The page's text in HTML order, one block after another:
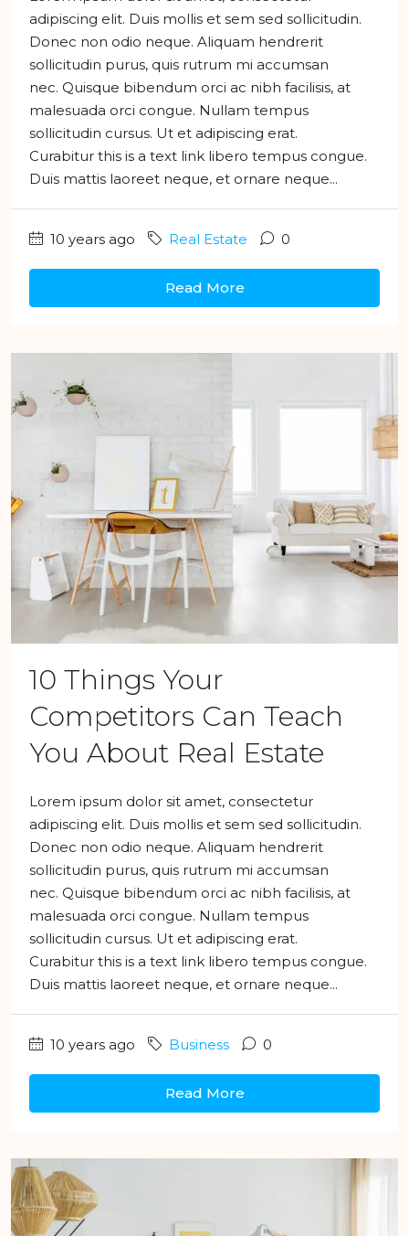
adipiscing elit. Duis mollis et sem sed sollicitudin.
Donec non odio neque. Aliquam hendrerit
sollicitudin purus, quis rutrum mi accumsan
nec. Quisque bibendum orci ac nibh facilisis, at
malesuada orci congue. Nullam tempus
sollicitudin cursus. Ut et adipiscing erat.
Curabitur this is a text link libero tempus congue.
Duis mattis laoreet neque, et ornare neque...
10 years ago Real Estate 0
Read More
10 Things Your
Competitors Can Teach
You About Real Estate
Lorem ipsum dolor sit amet, consectetur
adipiscing elit. Duis mollis et sem sed sollicitudin.
Donec non odio neque. Aliquam hendrerit
sollicitudin purus, quis rutrum mi accumsan
nec. Quisque bibendum orci ac nibh facilisis, at
malesuada orci congue. Nullam tempus
sollicitudin cursus. Ut et adipiscing erat.
Curabitur this is a text link libero tempus congue.
Duis mattis laoreet neque, et ornare neque...
10 years ago Business 0
Read More